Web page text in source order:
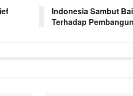
Indonesia Sambut
Terhadap